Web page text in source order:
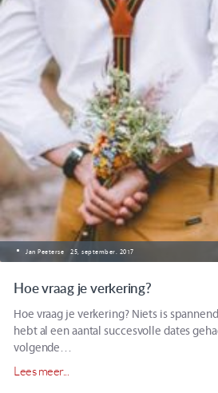
Jan Peeterse 25, september. 2017
Hoe vraag je verkering?
Hoe vraag je verkering? Niets is
hebt al een aantal succesvolle dates
volgende…
Lees meer...